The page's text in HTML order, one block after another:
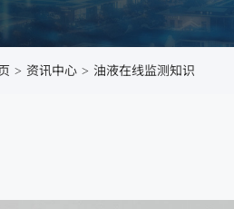
> 资讯中心 > 油液在线监测知识